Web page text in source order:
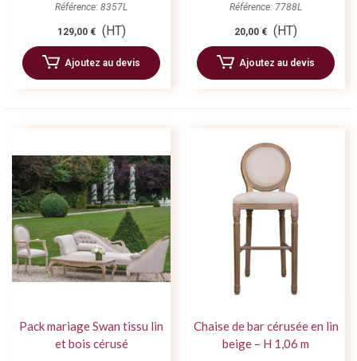
Référence: 8357L
129,00 € (HT)
Ajoutez au devis
Référence: 7788L
20,00 € (HT)
Ajoutez au devis
Pack mariage Swan tissu lin
et bois cérusé
Chaise de bar cérusée en lin
beige – H 1,06 m